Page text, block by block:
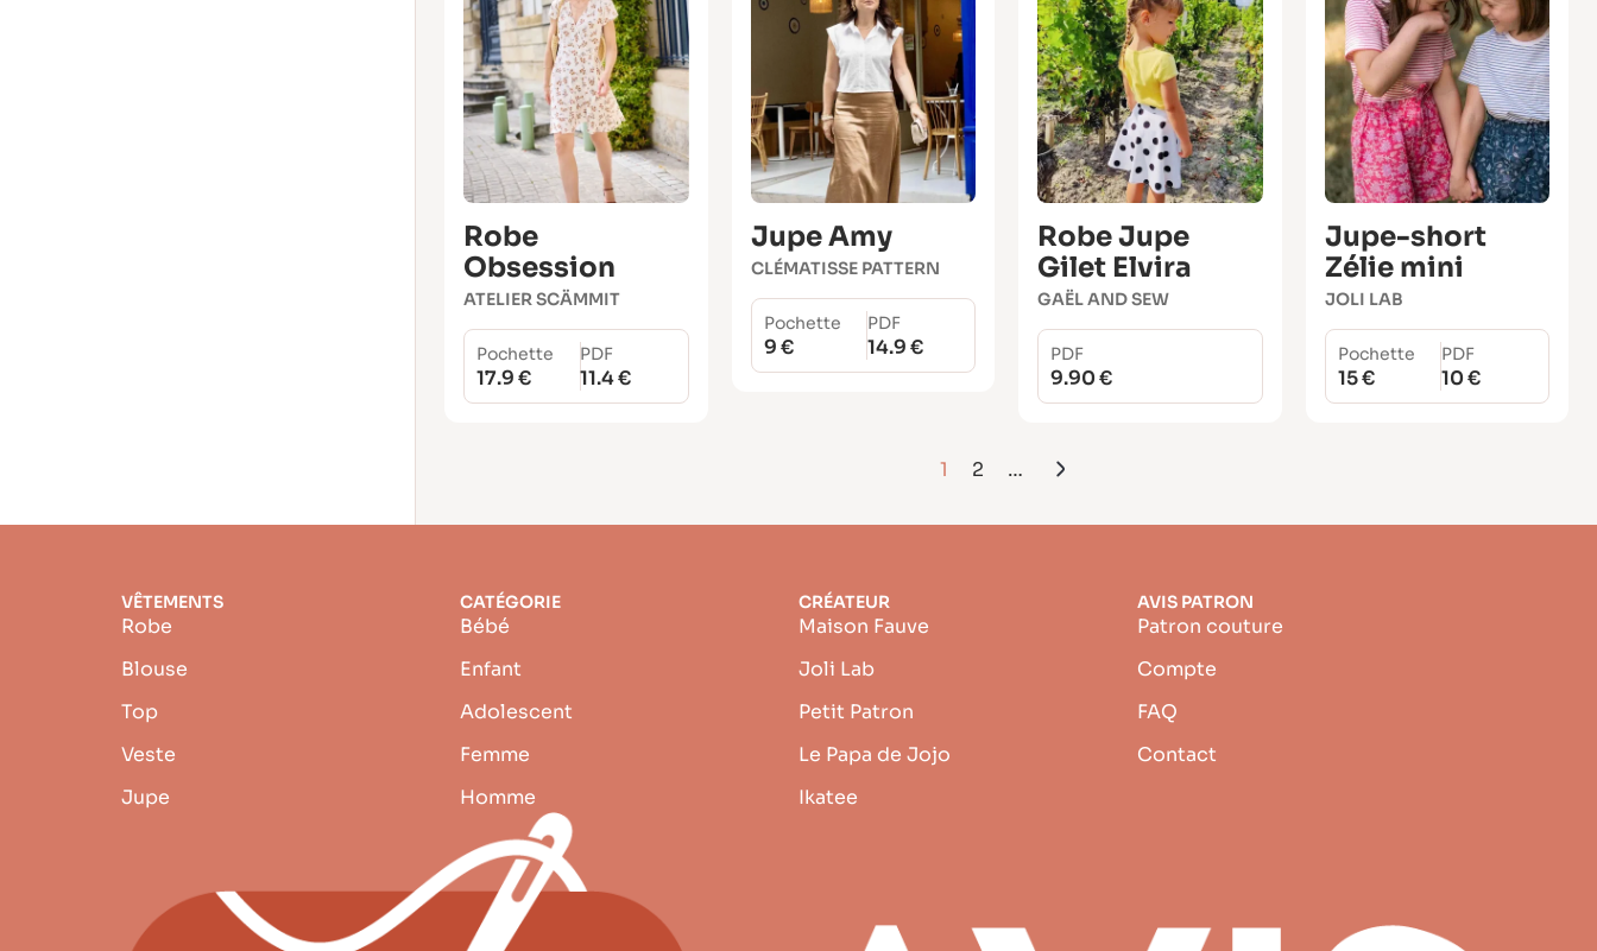
Robe
Obsession
ATELIER SCÄMMIT
Pochette
17.9 €
PDF
11.4 €
Jupe Amy
CLÉMATISSE PATTERN
Pochette
9 €
PDF
14.9 €
Robe Jupe
Gilet Elvira
GAËL AND SEW
PDF
9.90 €
Jupe-short
Zélie mini
JOLI LAB
Pochette
15 €
PDF
10 €
1 2 …
VÊTEMENTS
Robe
Blouse
Top
Veste
Jupe
CATÉGORIE
Bébé
Enfant
Adolescent
Femme
Homme
CRÉATEUR
Maison Fauve
Joli Lab
Petit Patron
Le Papa de Jojo
Ikatee
AVIS PATRON
Patron couture
Compte
FAQ
Contact